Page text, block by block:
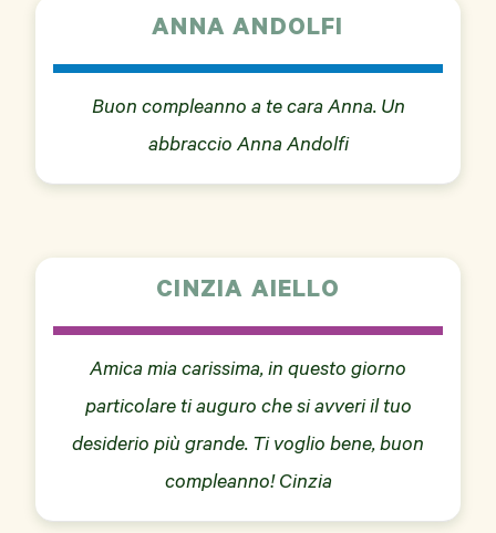
ANNA ANDOLFI
Buon compleanno a te cara Anna. Un
abbraccio Anna Andolfi
CINZIA AIELLO
Amica mia carissima, in questo giorno
particolare ti auguro che si avveri il tuo
desiderio più grande. Ti voglio bene, buon
compleanno! Cinzia